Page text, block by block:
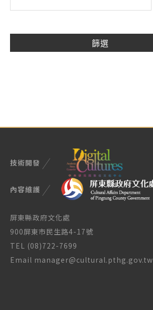
技術開發
內容維護
屏東縣政府文化處
900屏東市民生路4-17號
TEL (08)722-7699
Email manager@cultural.pthg.gov.tw